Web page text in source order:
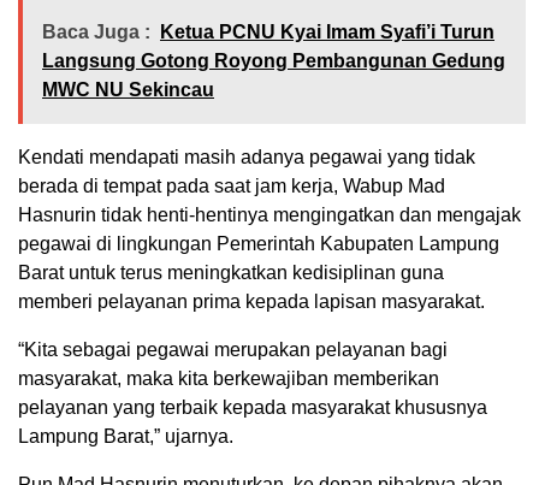
Baca Juga :
Ketua PCNU Kyai Imam Syafi’i Turun
Langsung Gotong Royong Pembangunan Gedung
MWC NU Sekincau
Kendati mendapati masih adanya pegawai yang tidak
berada di tempat pada saat jam kerja, Wabup Mad
Hasnurin tidak henti-hentinya mengingatkan dan mengajak
pegawai di lingkungan Pemerintah Kabupaten Lampung
Barat untuk terus meningkatkan kedisiplinan guna
memberi pelayanan prima kepada lapisan masyarakat.
“Kita sebagai pegawai merupakan pelayanan bagi
masyarakat, maka kita berkewajiban memberikan
pelayanan yang terbaik kepada masyarakat khususnya
Lampung Barat,” ujarnya.